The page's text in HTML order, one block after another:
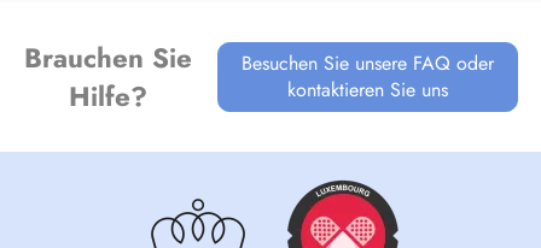
Brauchen Sie
Hilfe?
Besuchen Sie unsere FAQ oder
kontaktieren Sie uns